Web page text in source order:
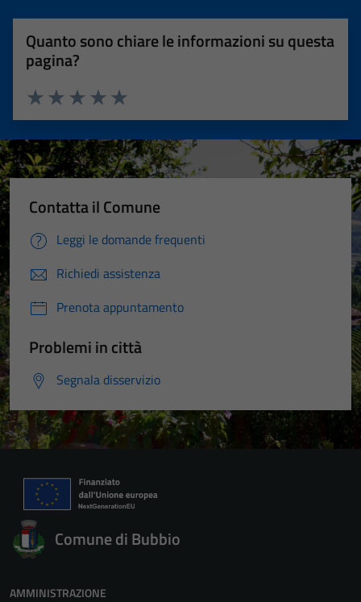
Quanto sono chiare le informazioni su questa
pagina?
Valuta 5 stelle su 5
Valuta 4 stelle su 5
Valuta 3 stelle su 5
Valuta 2 stelle su 5
Valuta 1 stelle su 5
Contatta il Comune
Leggi le domande frequenti
Richiedi assistenza
Prenota appuntamento
Problemi in città
Segnala disservizio
Comune di Bubbio
AMMINISTRAZIONE